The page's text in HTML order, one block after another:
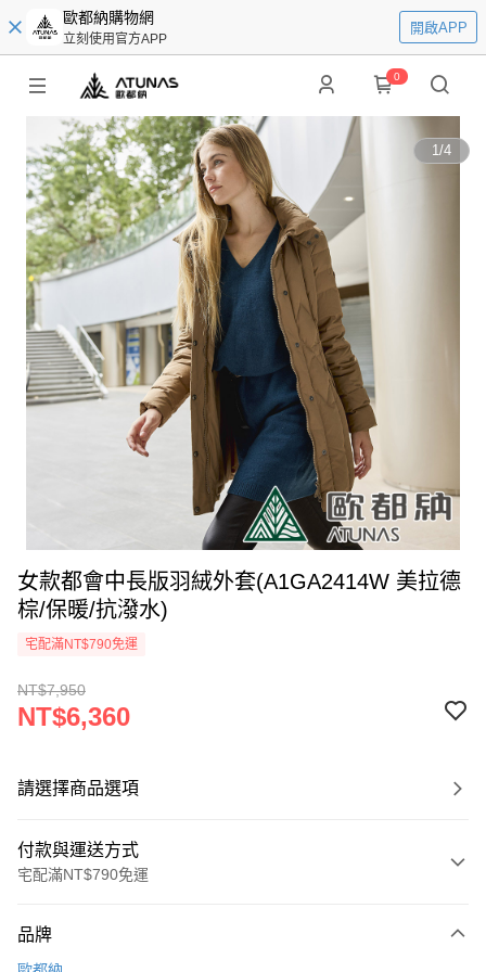
歐都納購物網
立刻使用官方APP
開啟APP
0
1/4
女款都會中長版羽絨外套(A1GA2414W 美拉德
棕/保暖/抗潑水)
宅配滿NT$790免運
NT$7,950
NT$6,360
請選擇商品選項
付款與運送方式
宅配滿NT$790免運
信用卡一次付款
品牌